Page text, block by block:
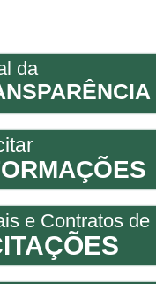
da
e Contratos de